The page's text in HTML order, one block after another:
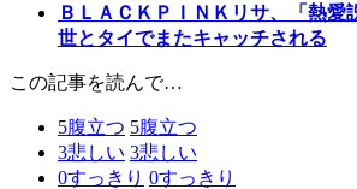
ＢＬＡＣＫＰＩＮＫリサ、「熱愛
世とタイでまたキャッチされる
この記事を読んで…
5腹立つ 5腹立つ
3悲しい 3悲しい
0すっきり 0すっきり